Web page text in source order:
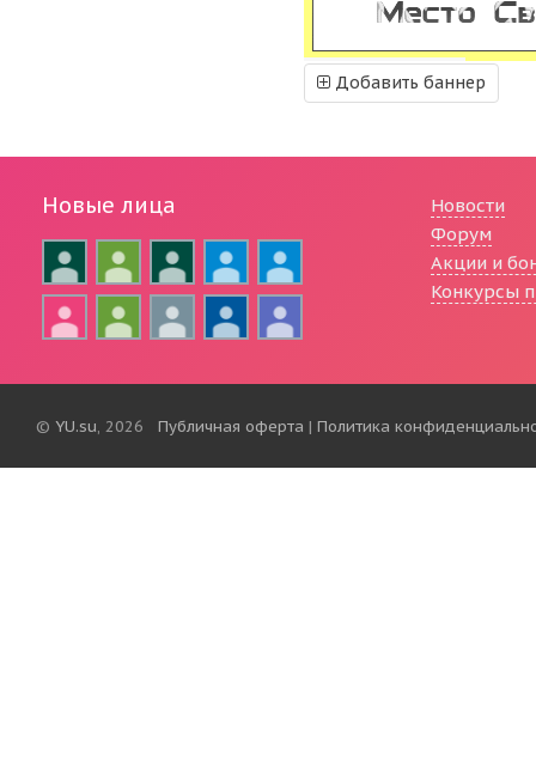
Добавить баннер
Новые лица
Новости
Форум
Акции и
Конкурсы
© YU.su, 2026 Публичная оферта | Политика